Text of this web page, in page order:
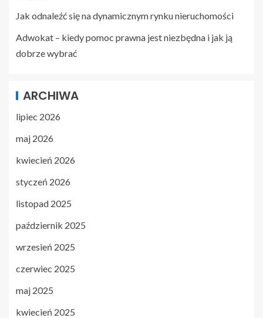
Jak odnaleźć się na dynamicznym rynku nieruchomości
Adwokat – kiedy pomoc prawna jest niezbędna i jak ją
dobrze wybrać
ARCHIWA
lipiec 2026
maj 2026
kwiecień 2026
styczeń 2026
listopad 2025
październik 2025
wrzesień 2025
czerwiec 2025
maj 2025
kwiecień 2025